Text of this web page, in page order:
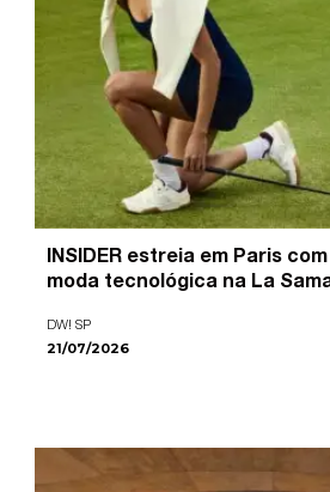
INSIDER estreia em Paris
moda tecnológica na La
DW! SP
21/07/2026